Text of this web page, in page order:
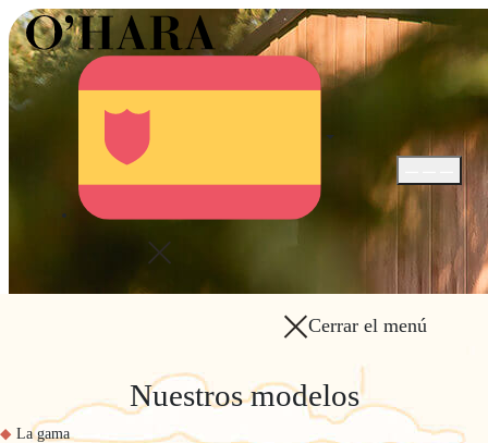
Abrir /
Cerrar el menú
Nuestros modelos
La gama